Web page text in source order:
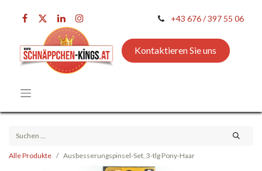
+43 676 / 397 55 06
Kontaktieren Sie uns
Alle Produkte Ausbesserungspinsel-Set, 3-tlg Pony-Haar